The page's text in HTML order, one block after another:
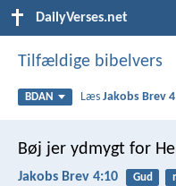
DailyVerses.net
Tilfældige bibelvers
BDAN LæsJakobs Brev 4
Bøj jer ydmygt for
Jakobs Brev 4:10 Gud